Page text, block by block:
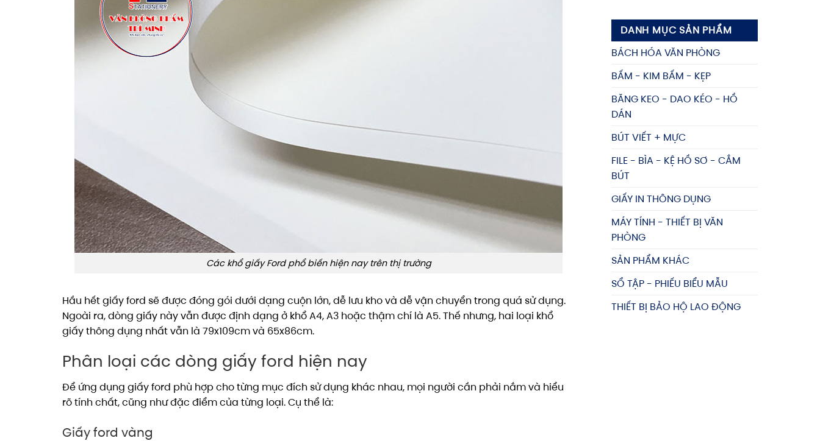
Các khổ giấy Ford phổ biến hiện nay trên thị trường
Hầu hết giấy ford sẽ được đóng gói dưới dạng cuộn lớn, dễ lưu kho và dễ vận chuyển trong quá sử dụng.
Ngoài ra, dòng giấy này vẫn được định dạng ở khổ A4, A3 hoặc thậm chí là A5. Thế nhưng, hai loại khổ
giấy thông dụng nhất vẫn là 79x109cm và 65x86cm.
Phân loại các dòng giấy ford hiện nay
Để ứng dụng giấy ford phù hợp cho từng mục đích sử dụng khác nhau, mọi người cần phải nắm và hiểu
rõ tính chất, cũng như đặc điểm của từng loại. Cụ thể là:
Giấy ford vàng
lông
DANH MỤC SẢN PHẨM
BÁCH HÓA VĂN PHÒNG
BẤM - KIM BẤM - KẸP
BĂNG KEO - DAO KÉO - HỒ
DÁN
BÚT VIẾT + MỰC
FILE - BÌA - KỆ HỒ SƠ - CẮM
BÚT
GIẤY IN THÔNG DỤNG
MÁY TÍNH - THIẾT BỊ VĂN
PHÒNG
SẢN PHẨM KHÁC
SỔ TẬP - PHIẾU BIỂU MẪU
THIẾT BỊ BẢO HỘ LAO ĐỘNG